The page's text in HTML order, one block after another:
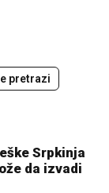
pretrazi
Srpkinja
da izvadi